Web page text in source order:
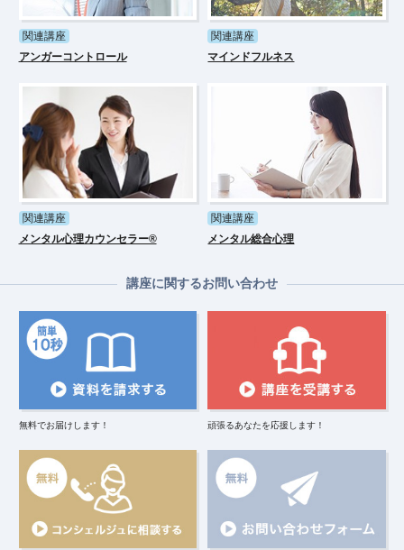
関連講座
アンガーコントロール
関連講座
マインドフルネス
関連講座
メンタル心理カウンセラー®
関連講座
メンタル総合心理
講座に関するお問い合わせ
無料でお届けします！ 頑張るあなたを応援します！